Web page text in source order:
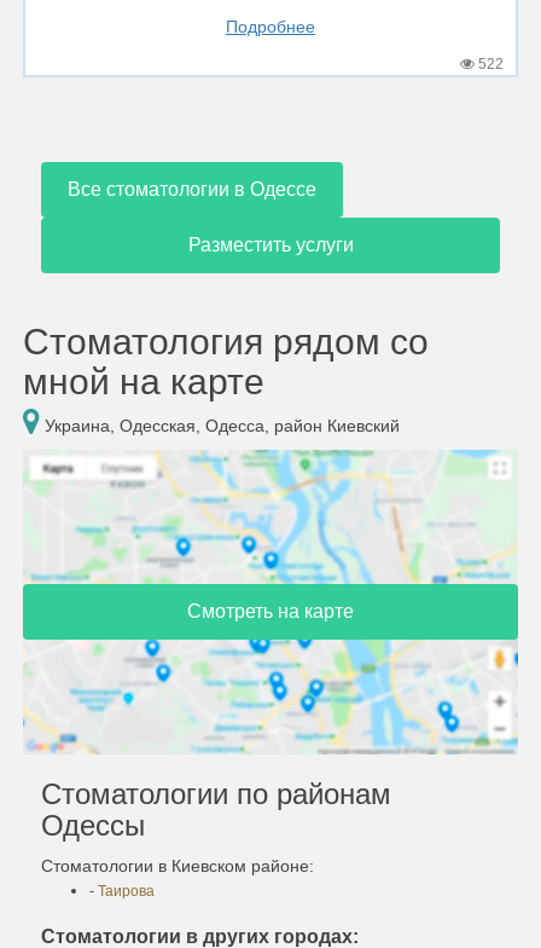
Подробнее
522
Все стоматологии в Одессе
Разместить услуги
Стоматология рядом со
мной на карте
Украина, Одесская, Одесса, район Киевский
Смотреть на карте
Стоматологии по районам
Одессы
Стоматологии в Киевском районе:
- Таирова
Стоматологии в других городах: